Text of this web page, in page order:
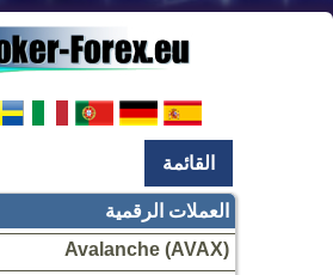
القائمة
العملات الرقمية
Avalanche (AVAX)